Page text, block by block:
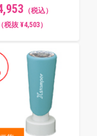
（税込）
（税抜 ¥4,503）